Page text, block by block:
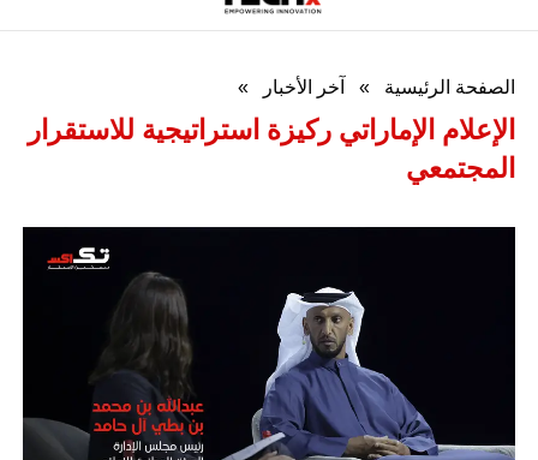
الصفحة الرئيسية » آخر الأخبار »
الإعلام الإماراتي ركيزة استراتيجية للاستقرار
المجتمعي